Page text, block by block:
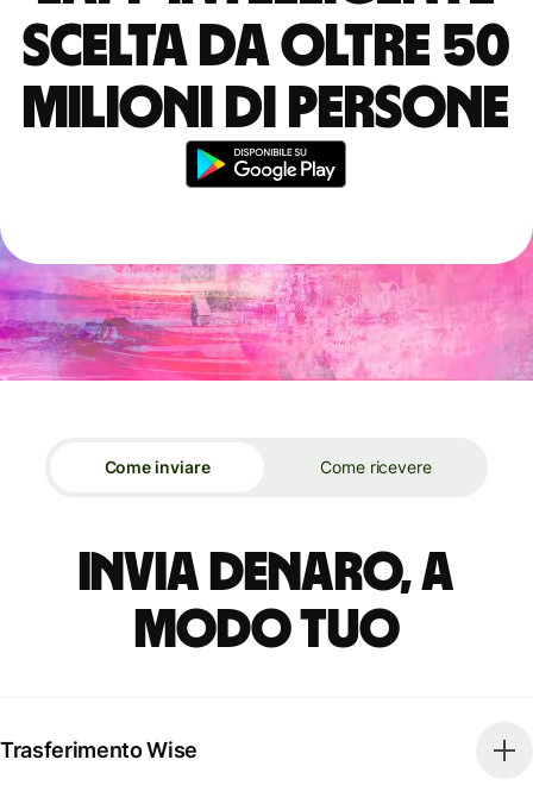
scelta da oltre 50
milioni di persone
Come inviare Come ricevere
Invia denaro, a
modo tuo
Trasferimento Wise